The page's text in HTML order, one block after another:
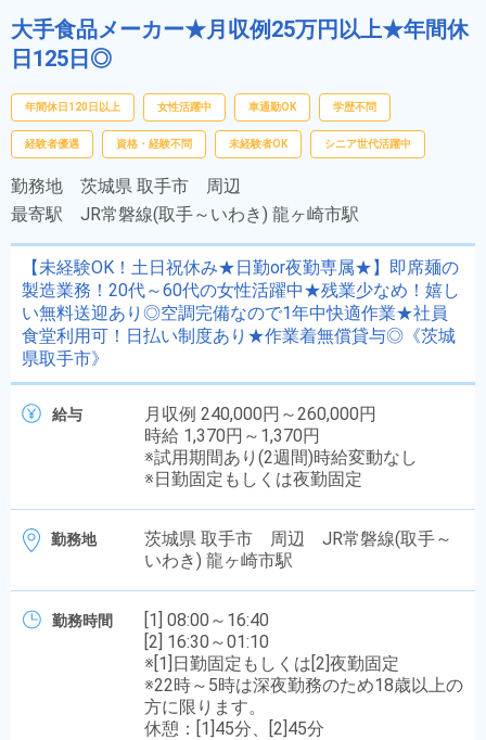
大手食品メーカー★月収例25万円以上★年間休
日125日◎
年間休日120日以上 女性活躍中 車通勤OK 学歴不問
経験者優遇 資格・経験不問 未経験者OK シニア世代活躍中
勤務地 茨城県 取手市 周辺
最寄駅 JR常磐線(取手～いわき) 龍ヶ崎市駅
【未経験OK！土日祝休み★日勤or夜勤専属★】即席麺の
製造業務！20代～60代の女性活躍中★残業少なめ！嬉し
い無料送迎あり◎空調完備なので1年中快適作業★社員
食堂利用可！日払い制度あり★作業着無償貸与◎《茨城
県取手市》
給与
月収例 240,000円～260,000円
時給 1,370円～1,370円
※試用期間あり(2週間)時給変動なし
※日勤固定もしくは夜勤固定
勤務地
茨城県 取手市 周辺 JR常磐線(取手～
いわき) 龍ヶ崎市駅
勤務時間
[1] 08:00～16:40
[2] 16:30～01:10
※[1]日勤固定もしくは[2]夜勤固定
※22時～5時は深夜勤務のため18歳以上の
方に限ります。
休憩：[1]45分、[2]45分